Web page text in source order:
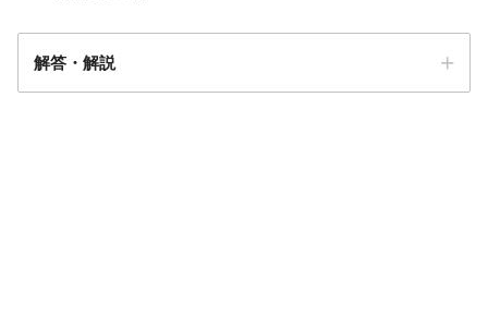
解答・解説